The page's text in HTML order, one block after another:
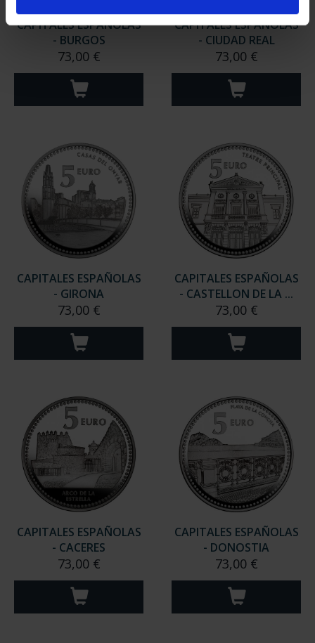
CAPITALES ESPAÑOLAS
- BURGOS
73,00 €
CAPITALES ESPAÑOLAS
- CIUDAD REAL
73,00 €
CAPITALES ESPAÑOLAS
- GIRONA
73,00 €
CAPITALES ESPAÑOLAS
- CASTELLON DE LA ...
73,00 €
CAPITALES ESPAÑOLAS
- CACERES
73,00 €
CAPITALES ESPAÑOLAS
- DONOSTIA
73,00 €